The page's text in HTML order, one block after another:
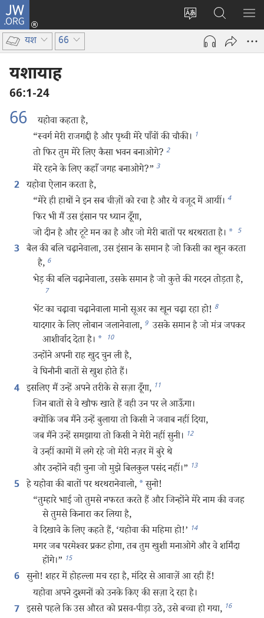
JW.ORG
वेबसाइट
भाषा
लॉग-
इन
(opens
JW.ORG
खोजें
मैन्यू
यश 66
यशायाह
66:1-24
66
यहोवा कहता है,
“स्वर्ग मेरी राजगद्दी है और पृथ्वी मेरे पाँवों की चौकी। 1
तो फिर तुम मेरे लिए कैसा भवन बनाओगे? 2
मेरे रहने के लिए कहाँ जगह बनाओगे?” 3
2 यहोवा ऐलान करता है,
“मेरे ही हाथों ने इन सब चीज़ों को रचा है और ये वजूद में आयीं। 4
फिर भी मैं उस इंसान पर ध्यान दूँगा,
जो दीन है और टूटे मन का है और जो मेरी बातों पर थरथराता है। * 5
3 बैल की बलि चढ़ानेवाला, उस इंसान के समान है जो किसी का खून करता
है, 6
भेड़ की बलि चढ़ानेवाला, उसके समान है जो कुत्ते की गरदन तोड़ता है,
7
भेंट का चढ़ावा चढ़ानेवाला मानो सूअर का खून चढ़ा रहा हो! 8
यादगार के लिए लोबान जलानेवाला, 9 उसके समान है जो मंत्र जपकर
आशीर्वाद देता है। * 10
उन्होंने अपनी राह खुद चुन ली है,
वे घिनौनी बातों से खुश होते हैं।
4 इसलिए मैं उन्हें अपने तरीके से सज़ा दूँगा, 11
जिन बातों से वे खौफ खाते हैं वही उन पर ले आऊँगा।
क्योंकि जब मैंने उन्हें बुलाया तो किसी ने जवाब नहीं दिया,
जब मैंने उन्हें समझाया तो किसी ने मेरी नहीं सुनी। 12
वे उन्हीं कामों में लगे रहे जो मेरी नज़र में बुरे थे
और उन्होंने वही चुना जो मुझे बिलकुल पसंद नहीं।” 13
5 हे यहोवा की बातों पर थरथरानेवालो, *सुनो!
“तुम्हारे भाई जो तुमसे नफरत करते हैं और जिन्होंने मेरे नाम की वजह
से तुमसे किनारा कर लिया है,
वे दिखावे के लिए कहते हैं, ‘यहोवा की महिमा हो!’ 14
मगर जब परमेश्‍वर प्रकट होगा, तब तुम खुशी मनाओगे और वे शर्मिंदा
होंगे।” 15
6 सुनो! शहर में होहल्ला मच रहा है, मंदिर से आवाज़ें आ रही हैं!
यहोवा अपने दुश्‍मनों को उनके किए की सज़ा दे रहा है।
7 इससे पहले कि उस औरत को प्रसव-पीड़ा उठे, उसे बच्चा हो गया, 16